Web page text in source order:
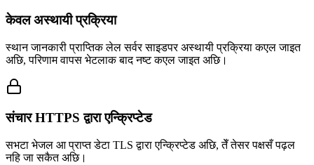
केवल अस्थायी प्रक्रिया
स्थान जानकारी प्राप्तिक लेल सर्वर साइडपर अस्थायी प्रक्रिया कएल जाइत
अछि, परिणाम वापस भेटलाक बाद नष्ट कएल जाइत अछि।
संचार HTTPS द्वारा एन्क्रिप्टेड
सभटा भेजल आ प्राप्त डेटा TLS द्वारा एन्क्रिप्टेड अछि, तेँ तेसर पक्षसँ पढ़ल
नहि जा सकैत अछि।